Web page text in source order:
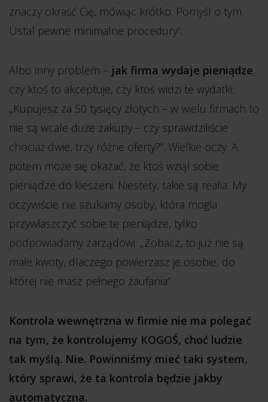
znaczy okraść Cię, mówiąc krótko. Pomyśl o tym.
Ustal pewne minimalne procedury”.
Albo inny problem – jak firma wydaje pieniądze,
czy ktoś to akceptuje, czy ktoś widzi te wydatki:
„Kupujesz za 50 tysięcy złotych – w wielu firmach to
nie są wcale duże zakupy – czy sprawdziliście
chociaż dwie, trzy różne oferty?”. Wielkie oczy. A
potem może się okazać, że ktoś wziął sobie
pieniądze do kieszeni. Niestety, takie są realia. My
oczywiście nie szukamy osoby, która mogła
przywłaszczyć sobie te pieniądze, tylko
podpowiadamy zarządowi: „Zobacz, to już nie są
małe kwoty, dlaczego powierzasz je osobie, do
której nie masz pełnego zaufania”.
Kontrola wewnętrzna w firmie nie ma polegać
na tym, że kontrolujemy KOGOŚ, choć ludzie
tak myślą. Nie. Powinniśmy mieć taki system,
który sprawi, że ta kontrola będzie jakby
automatyczna.